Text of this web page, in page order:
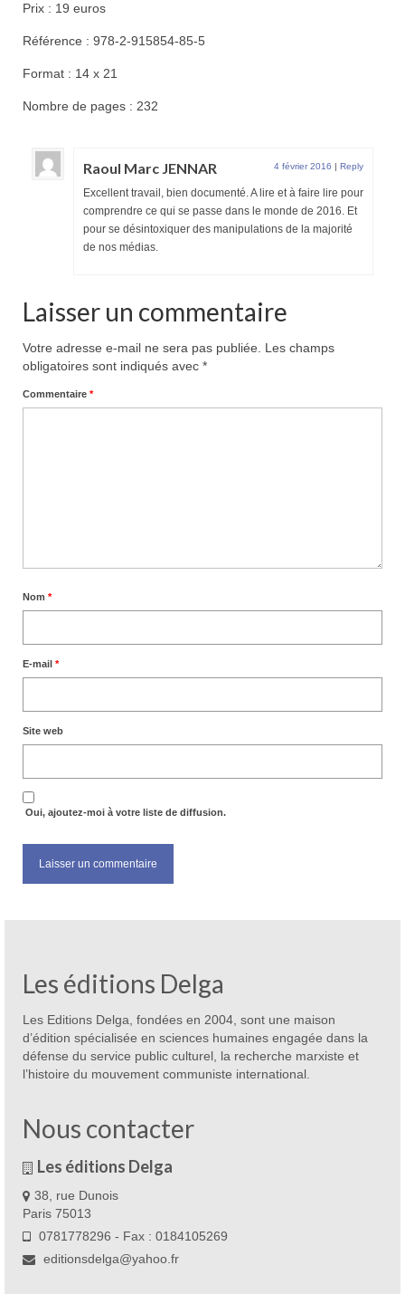
Prix : 19 euros
Référence : 978-2-915854-85-5
Format : 14 x 21
Nombre de pages : 232
Raoul Marc JENNAR 4 février 2016 | Reply
Excellent travail, bien documenté. A lire et à faire lire pour
comprendre ce qui se passe dans le monde de 2016. Et
pour se désintoxiquer des manipulations de la majorité
de nos médias.
Laisser un commentaire
Votre adresse e-mail ne sera pas publiée.
Les champs
obligatoires sont indiqués avec *
Commentaire *
Nom *
E-mail *
Site web
Oui, ajoutez-moi à votre liste de diffusion.
Les éditions Delga
Les Editions Delga, fondées en 2004, sont une maison
d’édition spécialisée en sciences humaines engagée dans la
défense du service public culturel, la recherche marxiste et
l’histoire du mouvement communiste international.
Nous contacter
Les éditions Delga
38, rue Dunois
Paris 75013
0781778296 - Fax : 0184105269
editionsdelga@yahoo.fr